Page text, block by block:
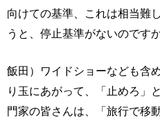
向けての基準、これは相当難
うと、停止基準がないのですか
飯田）ワイドショーなども含
り玉にあがって、「止めろ」
門家の皆さんは、「旅行で移